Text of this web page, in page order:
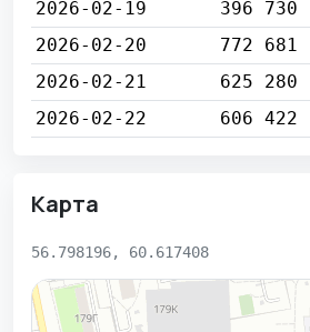
2026-02-19
396 730
2026-02-20
772 681
2026-02-21
625 280
2026-02-22
606 422
Карта
56.798196, 60.617408